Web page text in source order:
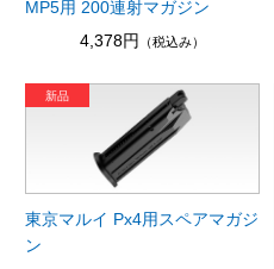
MP5用 200連射マガジン
4,378円
（税込み）
東京マルイ Px4用スペアマガジ
ン